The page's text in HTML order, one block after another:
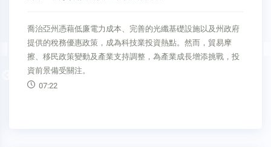
Previous
喬治亞州憑藉低廉電力成本、完善的光纖基礎設施以及州政府
提供的稅務優惠政策，成為科技業投資熱點。然而，貿易摩
擦、移民政策變動及產業支持調整，為產業成長增添挑戰，投
資前景備受關注。
07:22